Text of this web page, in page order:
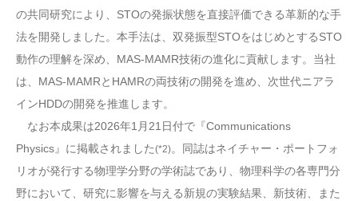
の共同研究により、STOの発振状態を直接評価できる革新的な手
法を開発しました。本手法は、双発振型STOをはじめとするSTO
動作の理解を深め、MAS-MAMR技術の進化に貢献します。当社
は、MAS-MAMRとHAMRの両技術の開発を進め、次世代ニアラ
インHDDの開発を推進します。
なお本成果は2026年1月21日付で『Communications
Physics』に掲載されました(*2)。同誌はネイチャー・ポートフォ
リオが発行する物理学分野の学術誌であり、物理科学の各専門分
野において、研究に影響を与える新規の実験結果、新技術、また